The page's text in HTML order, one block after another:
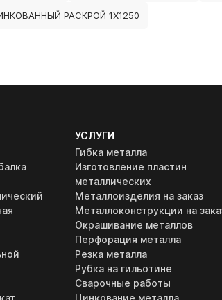
РАСКРОЙ 1Х1250
УСЛУГИ
Гибка металла
Изготовление пластин
металлических
Металлоизделия на заказ
Металлоконструкции на
Окрашивание металлов
Перфорация металла
Резка металла
Рубка на гильотине
Сварочные работы
Цинкование металла